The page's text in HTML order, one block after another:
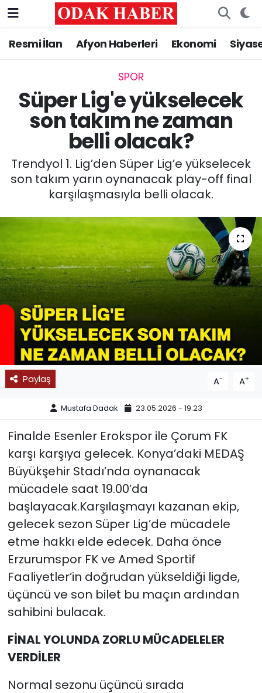
Resmi İlan Afyon Haberleri Ekonomi
SPOR
Süper Lig'e yükselecek
son takım ne zaman
belli olacak?
Trendyol 1. Lig’den Süper Lig’e yükselecek
son takım yarın oynanacak play-off final
karşılaşmasıyla belli olacak.
Paylaş A- A+
Mustafa Dadak 23.05.2026 - 19:23
Finalde Esenler Erokspor ile Çorum FK
karşı karşıya gelecek. Konya’daki MEDAŞ
Büyükşehir Stadı’nda oynanacak
mücadele saat 19.00’da
başlayacak.Karşılaşmayı kazanan ekip,
gelecek sezon Süper Lig’de mücadele
etme hakkı elde edecek. Daha önce
Erzurumspor FK ve Amed Sportif
Faaliyetler’in doğrudan yükseldiği ligde,
üçüncü ve son bilet bu maçın ardından
sahibini bulacak.
FİNAL YOLUNDA ZORLU MÜCADELELER
VERDİLER
Normal sezonu üçüncü sırada
AFYONKARAHİSAR HABERLERİ
ASAYİŞ
GÜNCEL
SİYASET
EĞİTİM
MAGAZİN
SAĞLIK
SPOR
11:11 MANŞET
Nöbetçi Eczaneler
Trafik Durumu
Süper Lig Puan Durumu ve Fikstür
Tüm Manşetler
Son Dakika Haberleri
Haber Arşivi